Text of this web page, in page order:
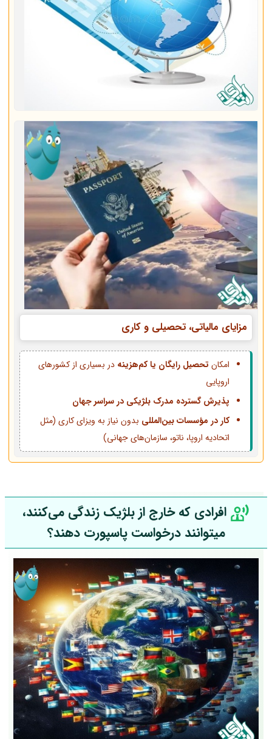
مزایای مالیاتی، تحصیلی و کاری
امکان تحصیل رایگان یا کم‌هزینه در بسیاری از کشورهای
اروپایی
پذیرش گسترده مدرک بلژیکی در سراسر جهان
کار در مؤسسات بین‌المللی بدون نیاز به ویزای کاری (مثل
اتحادیه اروپا، ناتو، سازمان‌های جهانی)
افرادی که خارج از بلژیک زندگی می‌کنند،
میتوانند درخواست پاسپورت دهند؟